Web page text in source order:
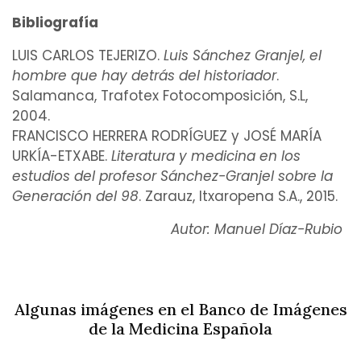
Bibliografía
LUIS CARLOS TEJERIZO. Luis Sánchez Granjel, el
hombre que hay detrás del historiador.
Salamanca, Trafotex Fotocomposición, S.L,
2004.
FRANCISCO HERRERA RODRÍGUEZ y JOSÉ MARÍA
URKÍA-ETXABE. Literatura y medicina en los
estudios del profesor Sánchez-Granjel sobre la
Generación del 98. Zarauz, Itxaropena S.A., 2015.
Autor: Manuel Díaz-Rubio
Algunas imágenes en el Banco de Imágenes
de la Medicina Española